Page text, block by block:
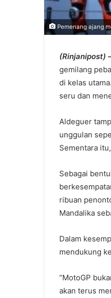
Pemenang ajang
(Rinjanipost)
gemilang
di kelas
seru dan
Aldeguer
unggulan
Sementara
Sebagai
ribuan
Mandalika
Dalam
mendukung
“MotoGP
akan terus